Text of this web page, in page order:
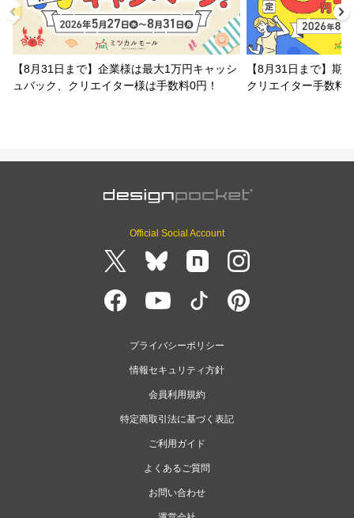
【8月31日まで】企業様は最大1万円キャッシ
ュバック、クリエイター様は手数料0円！
【8月31日まで】期
クリエイター手数料
Official Social Account
プライバシーポリシー
情報セキュリティ方針
会員利用規約
特定商取引法に基づく表記
ご利用ガイド
よくあるご質問
お問い合わせ